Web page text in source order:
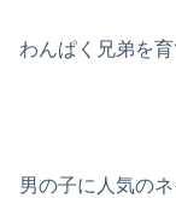
わんぱく兄弟を
男の子に人気の